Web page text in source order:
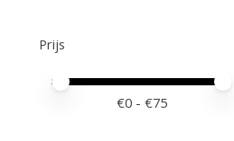
Prijs
Minimale prijswaarde
Price maximum value
€0 - €75